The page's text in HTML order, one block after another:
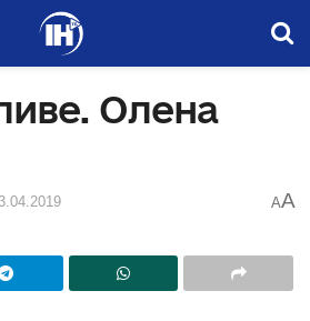
Олена
AA